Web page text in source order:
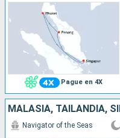
Pague en 4X
MALASIA, TAILANDIA,
Navigator of the Seas